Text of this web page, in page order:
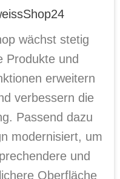
wächst stetig
Produkte und
erweitern
verbessern die
Passend dazu
modernisiert, um
und
Oberfläche